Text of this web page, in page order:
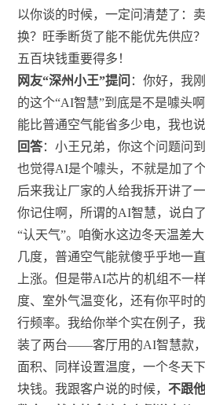
以你谈的时候，一定问清楚了：
换？旺季断货了能不能优先供应
五百块钱重要得多！
网友“深州小王”提问 ：你好，我
的这个“AI智慧”到底是不是噱头
能比普通空气能省多少电，我也
回答：小王兄弟，你这个问题问
也觉得AI是个噱头，不就是加了
后来我让厂家的人给我拆开讲了
你记住啊，所谓的AI智慧，说白
“认天气”。咱衡水这边冬天温差
几度，普通空气能就傻乎乎地一
上涨。但是带AI芯片的机组不一
度、室外气温变化，还有你平时
行频率。我给你举个实在例子，
装了两台——客厅用的AI智慧款
面积、同样设置温度，一个冬天
块钱。我跟客户说的时候，不跟